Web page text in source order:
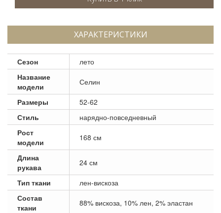
ХАРАКТЕРИСТИКИ
Сезон
лето
Название
модели
Селин
Размеры
52-62
Стиль
нарядно-повседневный
Рост
модели
168 см
Длина
рукава
24 см
Тип ткани
лен-вискоза
Состав
ткани
88% вискоза, 10% лен, 2% эластан